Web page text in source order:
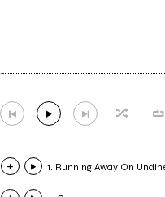
1. Running Away On